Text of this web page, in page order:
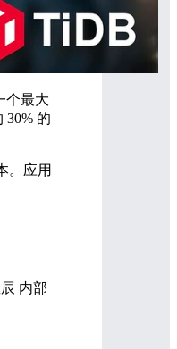
个最大
30% 的
。应用
内部